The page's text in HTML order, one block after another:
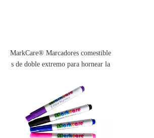
MarkCare® Marcadores comestible
s de doble extremo para hornear la